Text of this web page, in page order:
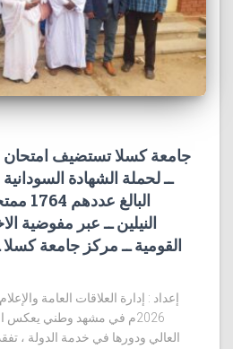
جامعة كسلا تستضيف امتحان
ــ لحملة الشهادة
النيلين ــ عبر مفوضية
2026م في مشهد وطني يعكس
العالي ودورها في خدمة الدولة ،